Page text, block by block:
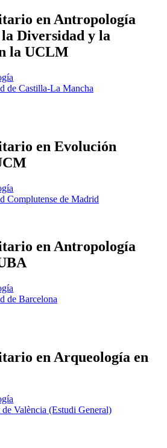
en Antropología
Diversidad y la
la UCLM
de Castilla-La Mancha
en Evolución
Complutense de Madrid
en Antropología
de Barcelona
en Arqueología en
València (Estudi General)